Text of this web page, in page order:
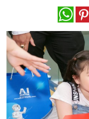
سياحة
وسفر
ديكور
أخبار